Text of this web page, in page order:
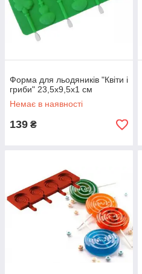
Форма для льодяників "Квіти і
гриби" 23,5х9,5х1 см
Немає в наявності
139 ₴